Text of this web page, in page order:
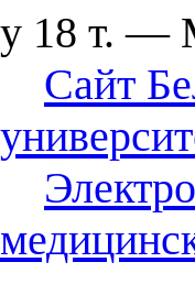
у 18 т. —
Сайт